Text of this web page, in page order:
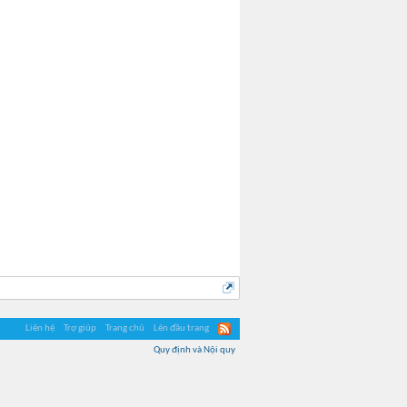
Liên hệ Trợ giúp Trang chủ Lên đầu trang
Quy định và Nội quy